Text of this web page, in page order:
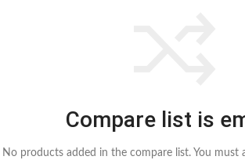
Compare list is
No products added in the compare list. You must